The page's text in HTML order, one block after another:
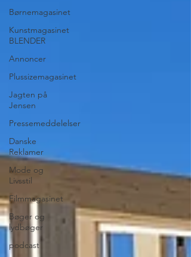
Børnemagasinet
Kunstmagasinet
BLENDER
Annoncer
Plussizemagasinet
Jagten på
Jensen
Pressemeddelelser
Danske
Reklamer
Mode og
Livsstil
Filmmagasinet
Bøger og
lydbøger
podcast